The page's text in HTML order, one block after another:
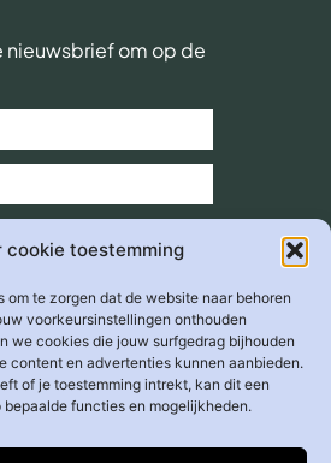
cookie toestemming
te zorgen dat de website naar behoren
voorkeursinstellingen onthouden
we cookies die jouw surfgedrag bijhouden
content en advertenties kunnen aanbieden.
of je toestemming intrekt, kan dit een
functies en mogelijkheden.
nieuwsbrief om op de